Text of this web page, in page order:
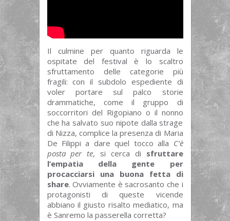
Il culmine per quanto riguarda le
ospitate del festival è lo scaltro
sfruttamento delle categorie più
fragili: con il subdolo espediente di
voler portare sul palco storie
drammatiche, come il gruppo di
soccorritori del Rigopiano o il nonno
che ha salvato suo nipote dalla strage
di Nizza, complice la presenza di Maria
De Filippi a dare quel tocco alla C’è
posta per te, si cerca di sfruttare
l’empatia della gente per
procacciarsi una buona fetta di
share. Ovviamente è sacrosanto che i
protagonisti di queste vicende
abbiano il giusto risalto mediatico, ma
è Sanremo la passerella corretta?